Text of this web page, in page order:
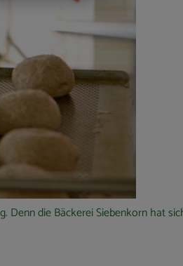
Denn die Bäckerei Siebenkorn hat